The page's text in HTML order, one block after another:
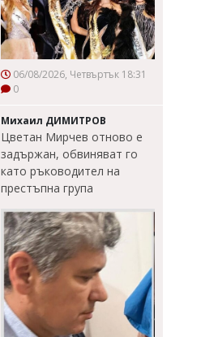
06/08/2026, Четвъртък 18:31
0
Михаил ДИМИТРОВ
Цветан Мирчев отново е
задържан, обвиняват го
като ръководител на
престъпна група